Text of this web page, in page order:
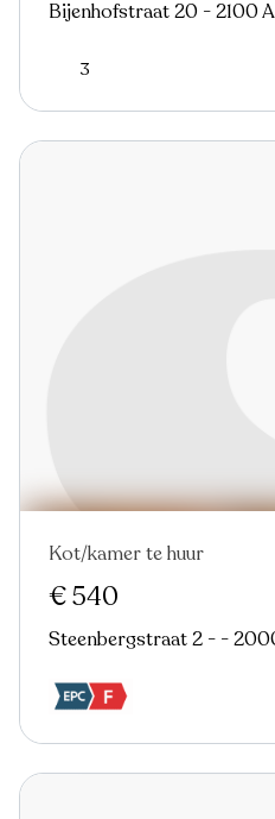
Bijenhofstraat 20 - 2100
3
Nieuw
Kot/kamer te huur
€ 540
Steenbergstraat 2 - -